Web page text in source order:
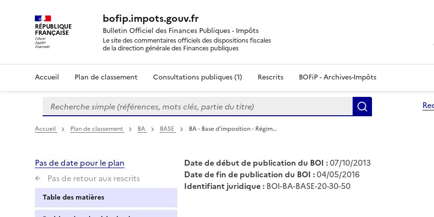
RÉPUBLIQUE
FRANÇAISE
bofip.impots.gouv.fr
Bulletin Officiel des Finances Publiques - Impôts
Le site des commentaires officiels des dispositions fiscales
de la direction générale des Finances publiques
Accueil Plan de classement Consultations publiques (1) Rescrits BOFiP - Archives-Impôts
Formulaire
de
recherche
Recherche simple (références, mots clés, partie du titre)
Accueil Plan de classement BA BASE BA - Base d'imposition - Régim…
Pas de date pour le plan
Pas de retour aux rescrits
Table des matières
Date de début de publication du BOI :07/10/2013
Date de fin de publication du BOI :04/05/2016
Identifiant juridique : BOI-BA-BASE-20-30-50